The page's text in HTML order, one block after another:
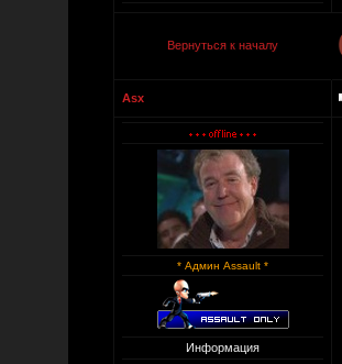
Вернуться к началу
Asx
* Админ Assault *
Информация